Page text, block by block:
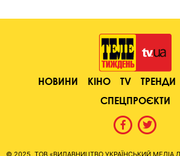
НОВИНИ КІНО TV ТРЕНДИ
СПЕЦПРОЄКТИ
© 2025, ТОВ «ВИДАВНИЦТВО УКРАЇНСЬКИЙ МЕДІА